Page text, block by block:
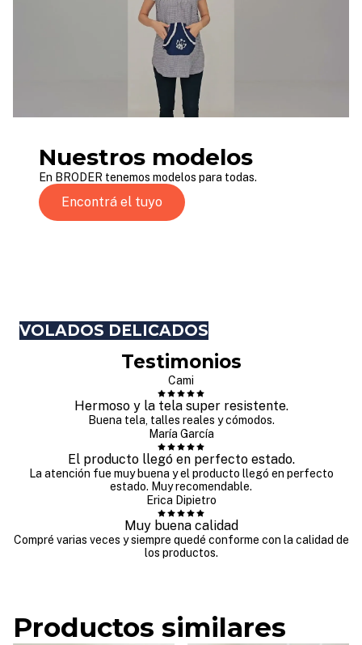
VOLADOS DELICADOS
Nuestros modelos
En BRODER tenemos modelos para todas.
Encontrá el tuyo
Testimonios
Cami
Hermoso y la tela super resistente.
Buena tela, talles reales y cómodos.
María García
El producto llegó en perfecto estado.
La atención fue muy buena y el producto llegó en perfecto
estado. Muy recomendable.
Erica Dipietro
Muy buena calidad
Compré varias veces y siempre quedé conforme con la calidad de
los productos.
Productos similares